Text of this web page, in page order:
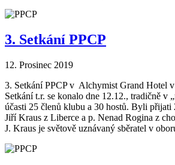
3. Setkání PPCP
12. Prosinec 2019
3. Setkání PPCP v Alchymist Grand Hotel v
Setkání t.r. se konalo dne 12.12., tradičně v
účasti 25 členů klubu a 30 hostů. Byli přijati
Jiří Kraus z Liberce a p. Nenad Rogina z
J. Kraus je světově uznávaný sběratel v